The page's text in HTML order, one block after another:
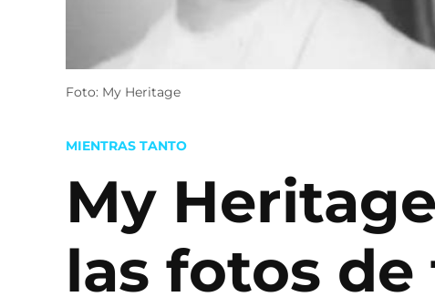
Foto: My Heritage
POSTED
MIENTRAS TANTO
My
las fotos